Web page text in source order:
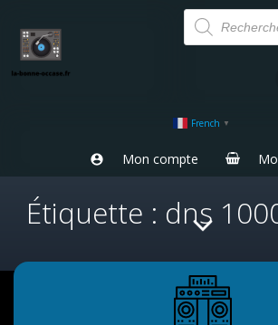
Aller
au
contenu
Recherche
de
produits
French ▼
Mon compte
Étiquette : dns